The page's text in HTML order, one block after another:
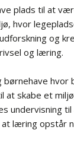
plads til at
hvor
og
og læring.
at skabe et
undervisning
læring opstår